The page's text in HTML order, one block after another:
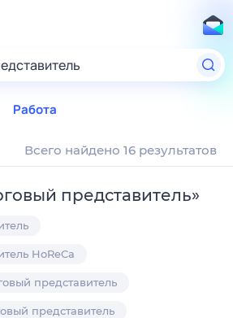
Работа
Всего найдено 16 результатов
представитель»
HoReCa
представитель
представитель